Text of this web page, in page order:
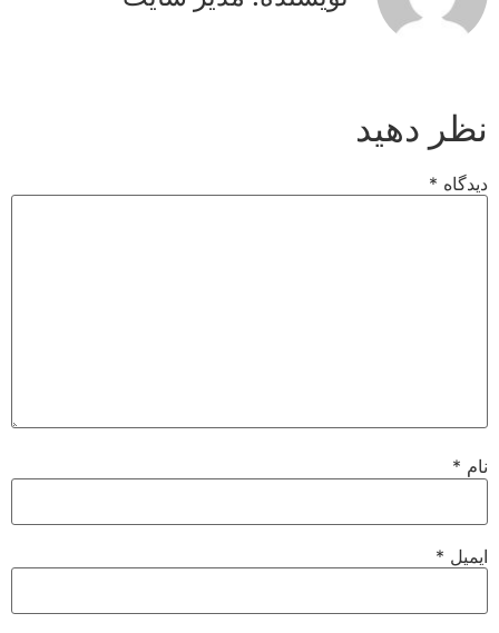
نظر دهید
دیدگاه*
نام*
ایمیل*